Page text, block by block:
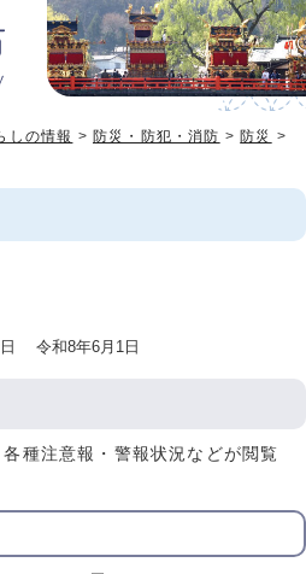
しの情報 > 防災・防犯・消防 > 防災 >
令和8年6月1日
種注意報・警報状況などが閲覧